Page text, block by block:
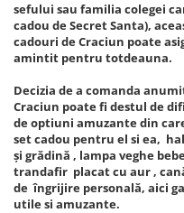
sefului sau familia colegei
cadou de Secret Santa),
cadouri de Craciun poate
amintit pentru totdeauna.
Decizia de a comanda
Craciun poate fi destul de
de optiuni amuzante din
set cadou pentru el si ea,
și grădină , lampa veghe
trandafir placat cu aur ,
de îngrijire personală, aici
utile si amuzante.